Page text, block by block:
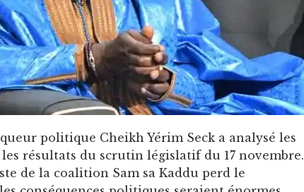
politique Cheikh Yérim Seck a analysé les
résultats du scrutin législatif du 17 novembre.
de la coalition Sam sa Kaddu perd le